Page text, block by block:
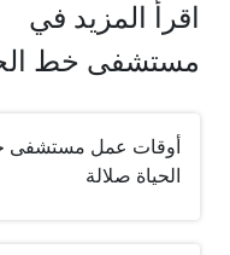
اقرأ المزيد في
مستشفى خط
أوقات عمل مستشفى
الحياة صلالة